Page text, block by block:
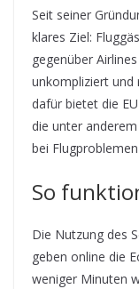
Seit seiner
klares Ziel:
gegenüber
unkompliziert und
dafür bietet die
die unter
bei
So
Die Nutzung des
geben online die
weniger Minuten